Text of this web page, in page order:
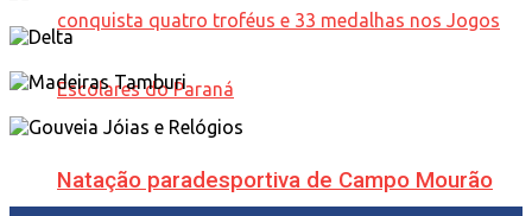
Natação paradesportiva de Campo Mourão